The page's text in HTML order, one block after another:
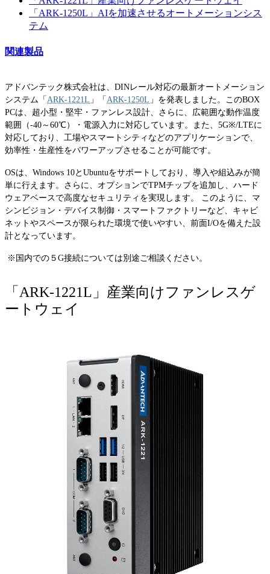
「ARK-1250L」AIを加速させるオートメーションシス
テム
関連製品
アドバンテック株式会社は、DINレール対応の最新オートメーション
システム「 ARK-1221L 」「 ARK-1250L 」を発表しました。このBOX
PCは、超小型・堅牢・ファンレス設計、さらに、広範囲な動作温度
範囲（-40～60℃）・電源入力に対応しています。また、5G※/LTEに
対応しており、工場やスマートシティなどのアプリケーションで、
効率性・生産性をパワーアップさせることが可能です。
OSは、Windows 10とUbuntuをサポートしており、導入や組込みが簡
単に行えます。さらに、オプションでTPMチップを追加し、ハード
ウェアベースで高度なセキュリティを実現します。 このように、マ
シンビジョン・デバイス制御・スマートファクトリーなど、キャビ
ネットやスペースが限られた環境で使いやすい、前面I/Oを備えた設
計となっています。
※国内での５G接続については別途ご相談ください。
「ARK-1221L」産業向けファンレスゲ
ートウェイ